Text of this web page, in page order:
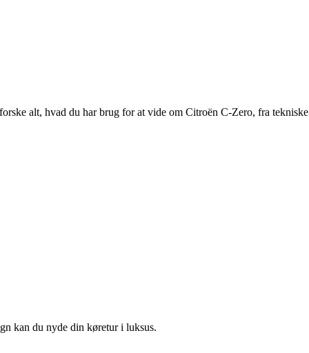
alt, hvad du har brug for at vide om Citroën C-Zero, fra tekniske
kan du nyde din køretur i luksus.